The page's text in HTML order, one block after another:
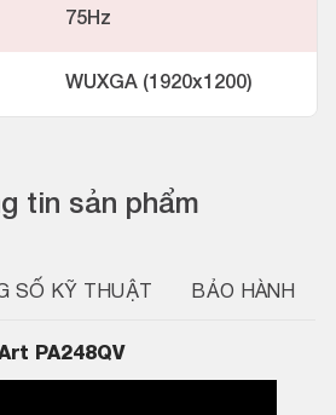
tin sản phẩm
SỐ KỸ THUẬT BẢO HÀNH
PA248QV
75Hz
WUXGA (1920x1200)